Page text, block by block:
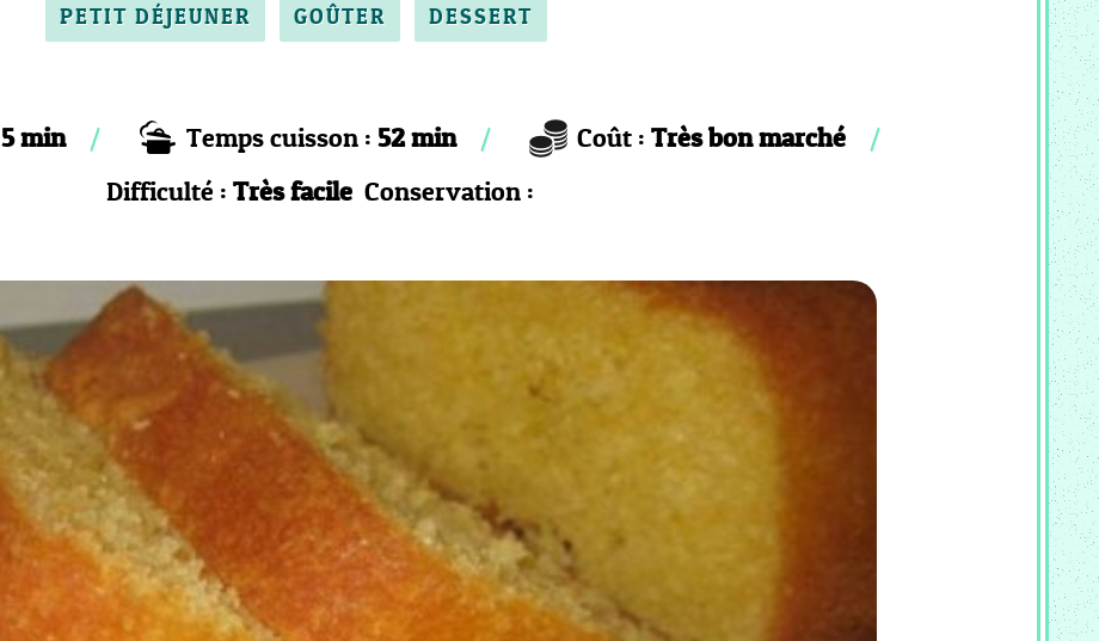
PETIT DÉJEUNER GOÛTER DESSERT
5 min Temps cuisson : 52 min Coût : Très bon marché
Difficulté : Très facile Conservation :